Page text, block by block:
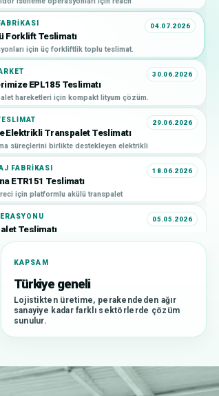
04.07.2026
Forklift Teslimatı
için üç forkliftlik toplu teslimat.
30.06.2026
EPL185 Teslimatı
hareketleri için kompakt lityum çözüm.
29.06.2026
Elektrikli Transpalet Teslimatı
süreçlerini birlikte destekleyen elektrikli
18.06.2026
FABRIKASI
ETR151 Teslimatı
için platformlu akülü transpalet
05.05.2026
Teslimatı
süreci için platformlu transpalet çözümü.
DAĞITIM MERKEZI
Merkezine F4 Teslimatı
günlük palet hareketleri için pratik
21.04.2026
Toplu Forklift Teslimatı
hacimli operasyonlara teslimat
Teslimatı
için AMR ve otonom transpalet
KAPSAM
Türkiye geneli
Lojistikten üretime, perakendeden ağır
sanayiye kadar farklı sektörlerde çözüm
sunulur.